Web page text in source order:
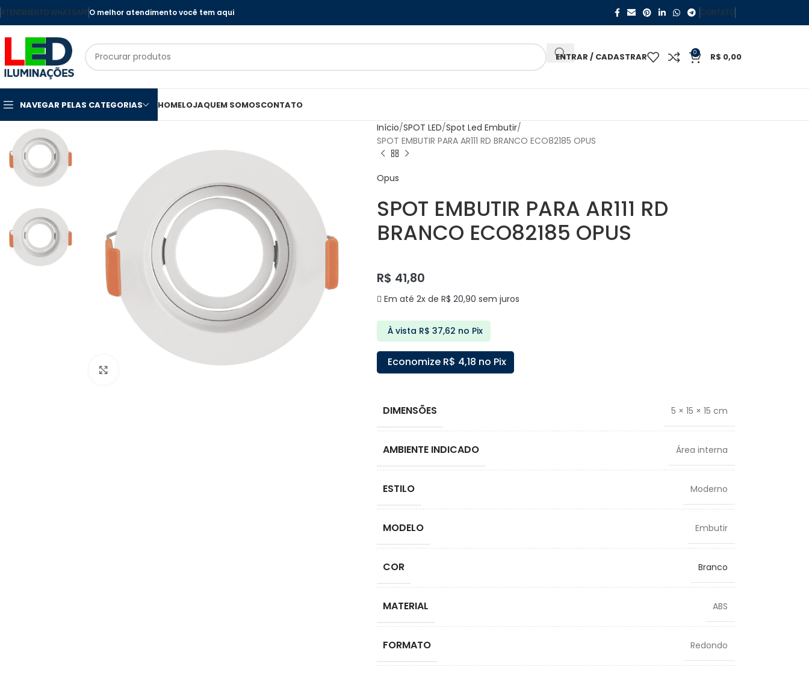
ATENDIMENTO WHATSAPPO melhor atendimento você tem aqui CONTATO
ENTRAR / CADASTRAR 0 R$ 0,00
NAVEGAR PELAS CATEGORIAS HOMELOJAQUEM SOMOSCONTATO
Início SPOT LED Spot Led Embutir
SPOT EMBUTIR PARA AR111 RD BRANCO ECO82185 OPUS
Opus
SPOT EMBUTIR PARA AR111 RD
BRANCO ECO82185 OPUS
R$ 41,80
Em até 2x de R$ 20,90 sem juros
À vista R$ 37,62 no Pix
Economize R$ 4,18 no Pix
DIMENSÕES 5 × 15 × 15 cm
AMBIENTE INDICADO Área interna
ESTILO Moderno
MODELO Embutir
COR Branco
MATERIAL ABS
FORMATO Redondo